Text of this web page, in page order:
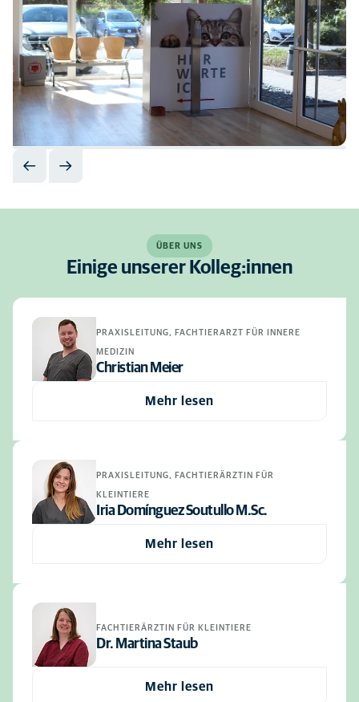
ÜBER UNS
Einige unserer Kolleg:innen
PRAXISLEITUNG, FACHTIERARZT FÜR INNERE
MEDIZIN
Christian Meier
Mehr lesen
PRAXISLEITUNG, FACHTIERÄRZTIN FÜR
KLEINTIERE
Iria Domínguez Soutullo M.Sc.
Mehr lesen
FACHTIERÄRZTIN FÜR KLEINTIERE
Dr. Martina Staub
Mehr lesen